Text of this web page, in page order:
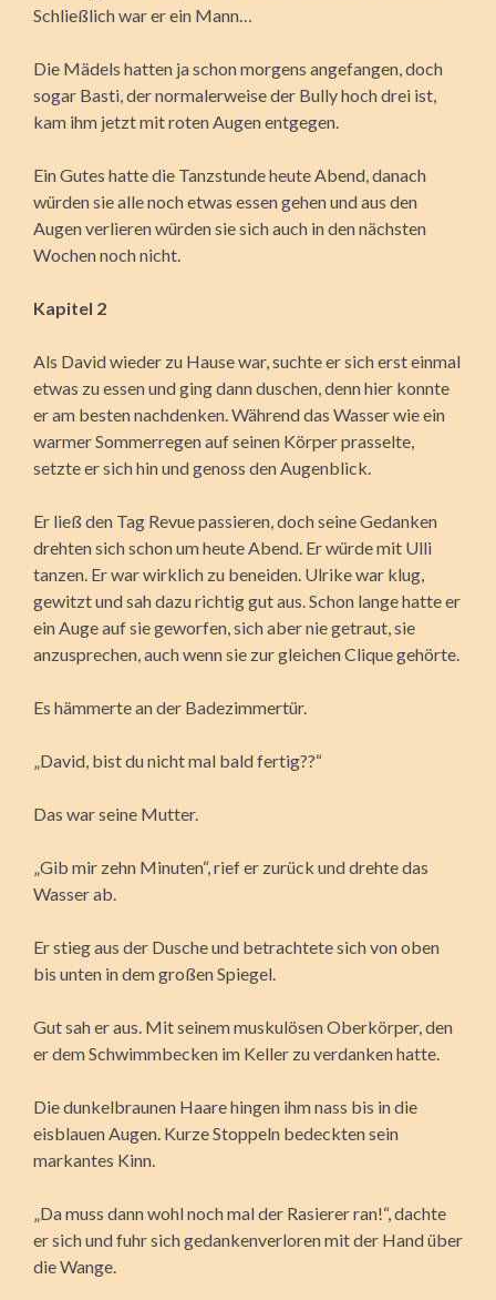
Schließlich war er ein Mann…
Die Mädels hatten ja schon morgens angefangen, doch
sogar Basti, der normalerweise der Bully hoch drei ist,
kam ihm jetzt mit roten Augen entgegen.
Ein Gutes hatte die Tanzstunde heute Abend, danach
würden sie alle noch etwas essen gehen und aus den
Augen verlieren würden sie sich auch in den nächsten
Wochen noch nicht.
Kapitel 2
Als David wieder zu Hause war, suchte er sich erst einmal
etwas zu essen und ging dann duschen, denn hier konnte
er am besten nachdenken. Während das Wasser wie ein
warmer Sommerregen auf seinen Körper prasselte,
setzte er sich hin und genoss den Augenblick.
Er ließ den Tag Revue passieren, doch seine Gedanken
drehten sich schon um heute Abend. Er würde mit Ulli
tanzen. Er war wirklich zu beneiden. Ulrike war klug,
gewitzt und sah dazu richtig gut aus. Schon lange hatte er
ein Auge auf sie geworfen, sich aber nie getraut, sie
anzusprechen, auch wenn sie zur gleichen Clique gehörte.
Es hämmerte an der Badezimmertür.
„David, bist du nicht mal bald fertig??“
Das war seine Mutter.
„Gib mir zehn Minuten“, rief er zurück und drehte das
Wasser ab.
Er stieg aus der Dusche und betrachtete sich von oben
bis unten in dem großen Spiegel.
Gut sah er aus. Mit seinem muskulösen Oberkörper, den
er dem Schwimmbecken im Keller zu verdanken hatte.
Die dunkelbraunen Haare hingen ihm nass bis in die
eisblauen Augen. Kurze Stoppeln bedeckten sein
markantes Kinn.
„Da muss dann wohl noch mal der Rasierer ran!“, dachte
er sich und fuhr sich gedankenverloren mit der Hand über
die Wange.